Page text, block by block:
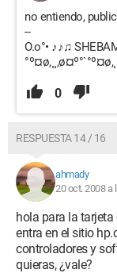
no entiendo,
--
O.o°• ♪♪♫
0
RESPUESTA 14 / 16
ahmady
20 oct. 2008 a
hola para la
entra en el sitio
controladores y
quieras, ¿vale?